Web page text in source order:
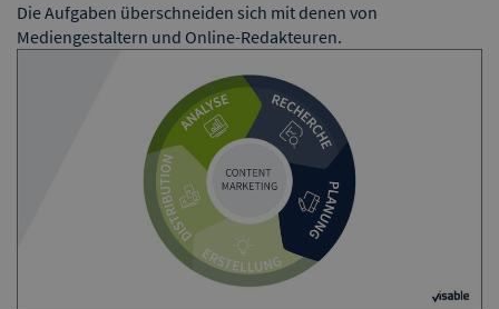
Die Aufgaben überschneiden sich mit denen von
Mediengestaltern und Online-Redakteuren.